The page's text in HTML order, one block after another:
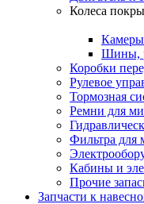
Колеса
Камеры
Шины,
Коробки
Рулевое
Тормозная
Ремни для
Фильтра для
Кабины и
Прочие
Запчасти к